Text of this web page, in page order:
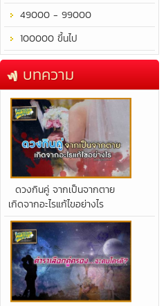
49000 - 99000
100000 ขึ้นไป
บทความ
​ดวงกินคู่ จากเป็นจากตาย
เกิดจากอะไรแก้ไขอย่างไร